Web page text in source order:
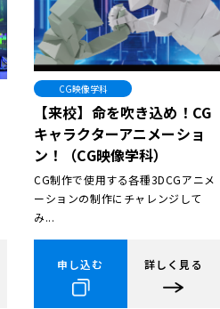
CG映像学科
【来校】命を吹き込め！CG
キャラクターアニメーショ
ン！（CG映像学科）
CG制作で使用する各種3DCGアニメ
ーションの制作にチャレンジして
み...
申し込む 詳しく見る